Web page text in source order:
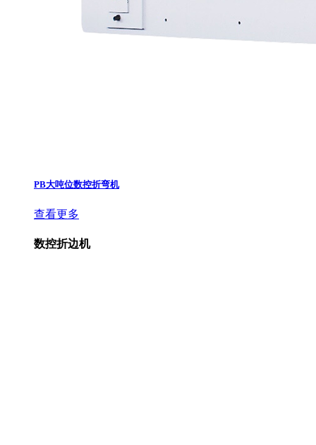
PB大吨位数控折弯机
查看更多
数控折边机